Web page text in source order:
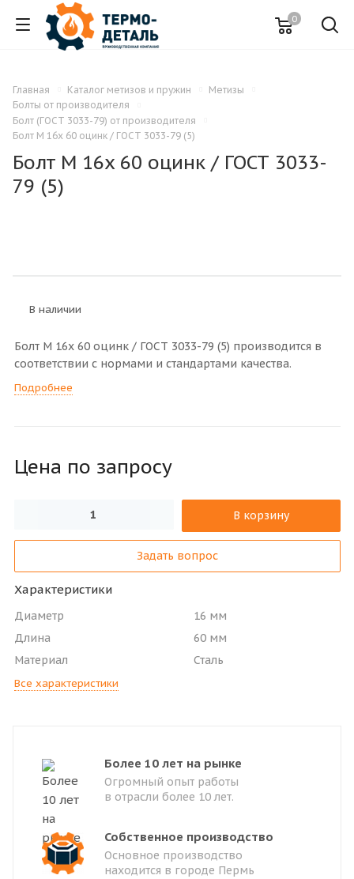
0
Главная Каталог метизов и пружин
Метизы
Болты от производителя
Болт (ГОСТ 3033-79) от производителя
Болт M 16x 60 оцинк / ГОСТ 3033-79 (5)
Болт M 16x 60 оцинк / ГОСТ 3033-
79 (5)
В наличии
Болт M 16x 60 оцинк / ГОСТ 3033-79 (5) производится в
соответствии с нормами и стандартами качества.
Подробнее
Цена по запросу
В корзину
Задать вопрос
Характеристики
Диаметр
16 мм
Длина
60 мм
Материал
Сталь
Все характеристики
Более 10 лет на рынке
Огромный опыт работы
в отрасли более 10 лет.
Собственное производство
Основное производство
находится в городе Пермь